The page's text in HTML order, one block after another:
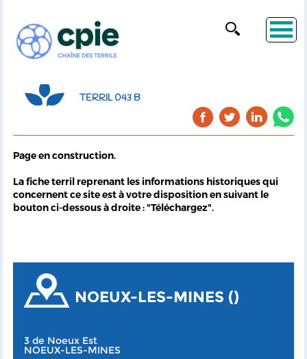
TERRIL 043 B
Page en construction.
La fiche terril reprenant les informations historiques qui
concernent ce site est à votre disposition en suivant le
bouton ci-dessous à droite : "Téléchargez".
NOEUX-LES-MINES ()
3 de Noeux Est
NOEUX-LES-MINES